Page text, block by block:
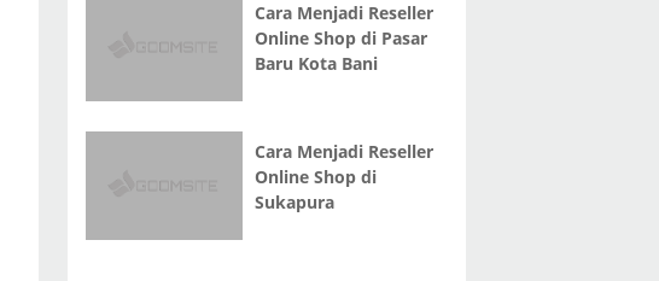
Cara Menjadi Reseller
Online Shop di Pasar
Baru Kota Bani
Cara Menjadi Reseller
Online Shop di
Sukapura